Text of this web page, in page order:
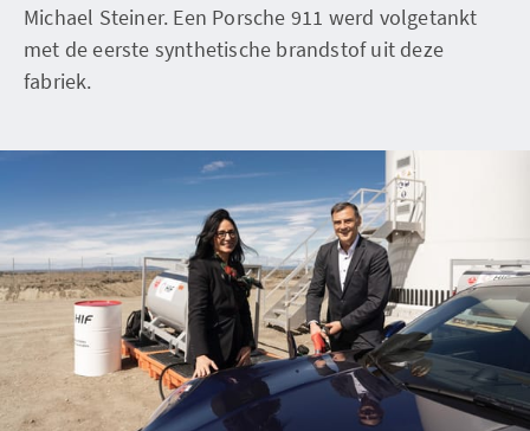
Michael Steiner. Een Porsche 911 werd volgetankt
met de eerste synthetische brandstof uit deze
fabriek.